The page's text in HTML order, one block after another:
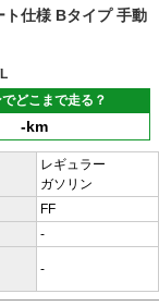
仕様 Bタイプ 手動
どこまで走る？
-km
レギュラー
ガソリン
FF
-
-